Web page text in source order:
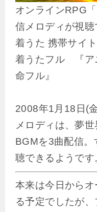
オンラインRPG
信メロディが視聴
着うた 携帯サイ
着うたフル 『ア
命フル』
2008年1月18日(
メロディは、夢
BGMを3曲配信
聴できるようです
本来は今日から
る予定でしたが